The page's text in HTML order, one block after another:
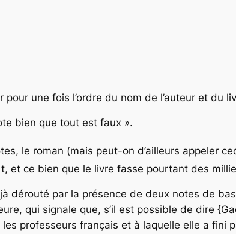
une fois l’ordre du nom de l’auteur et du
bien que tout est faux ».
, le roman (mais peut-on d’ailleurs appeler
t, et ce bien que le livre fasse pourtant des
dérouté par la présence de deux notes de
qui signale que, s’il est possible de dire
professeurs français et à laquelle elle a fini